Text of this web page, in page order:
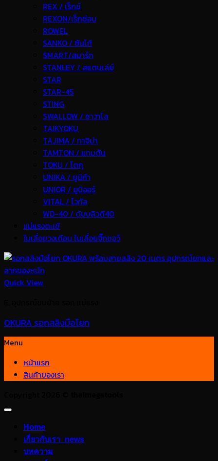
REX / เร็กช์
REXON/เร็กซ่อน
ROWEL
SANKO / ซันโก้
SMART/สมาร์ท
STANLEY / สแตนเล่ย์
STAR
STAR-45
STING
SWALLOW / ซาวาโล
TAIKYOKU
TAJIMA / ทาจิม่า
TAMTON / แทมตัน
TOKU / โตกุ
UNIKA / ยูนิก้า
UNIOR / ยูนิออร์
VITAL / ไวทัล
WD-40 / ดับบลิวดี40
แม่แรงตะเข้
ใบเลื่อยวงเดือน ใบเลื่อยจิ๊กซอว์
Quick View
OKURA รอกสลิงมือโยก
Menu
หน้าแรก
สินค้าของเรา
Home
เกี่ยวกับเรา_news
บทความ